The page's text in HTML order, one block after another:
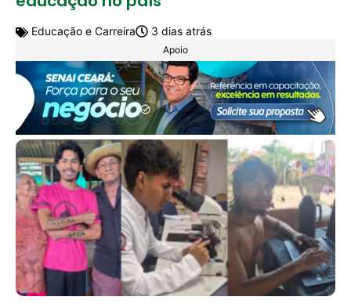
Educação e Carreira 3 dias atrás
Apoio